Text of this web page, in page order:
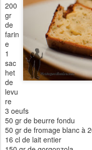
200
gr
de
farin
e
1
sac
het
de
levu
re
3 oeufs
50 gr de beurre fondu
50 gr de fromage blanc à
16 cl de lait entier